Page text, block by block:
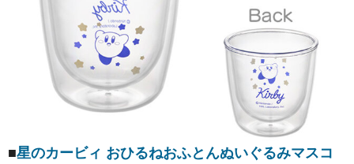
■星のカービィ おひるねおふとんぬいぐるみマスコ